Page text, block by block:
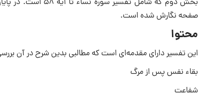
صفحه نگارش شده است.
محتوا
این تفسیر دارای مقدمه‌‎ای است که مطالبی بدین شرح در آن بررسی شده است: آلاءالرحمن مشتمل بر مطالب متنوعی است که از جمله آن‌هاست:
بقاء نفس پس از مرگ
شفاعت